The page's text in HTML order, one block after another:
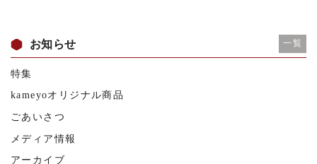
お知らせ 一覧
特集
kameyoオリジナル商品
ごあいさつ
メディア情報
アーカイブ